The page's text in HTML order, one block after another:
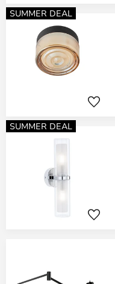
SUMMER DEAL
SUMMER DEAL